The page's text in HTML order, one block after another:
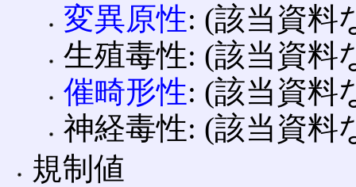
変異原性: (該当資料
生殖毒性: (該当資料
催畸形性: (該当資料
神経毒性: (該当資料
規制値